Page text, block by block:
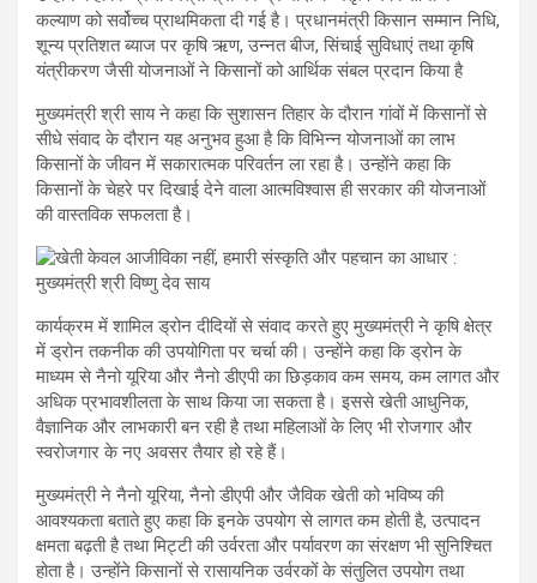
कल्याण को सर्वोच्च प्राथमिकता दी गई है। प्रधानमंत्री किसान सम्मान निधि,
शून्य प्रतिशत ब्याज पर कृषि ऋण, उन्नत बीज, सिंचाई सुविधाएं तथा कृषि
यंत्रीकरण जैसी योजनाओं ने किसानों को आर्थिक संबल प्रदान किया है
मुख्यमंत्री श्री साय ने कहा कि सुशासन तिहार के दौरान गांवों में किसानों से
सीधे संवाद के दौरान यह अनुभव हुआ है कि विभिन्न योजनाओं का लाभ
किसानों के जीवन में सकारात्मक परिवर्तन ला रहा है। उन्होंने कहा कि
किसानों के चेहरे पर दिखाई देने वाला आत्मविश्वास ही सरकार की योजनाओं
की वास्तविक सफलता है।
कार्यक्रम में शामिल ड्रोन दीदियों से संवाद करते हुए मुख्यमंत्री ने कृषि क्षेत्र
में ड्रोन तकनीक की उपयोगिता पर चर्चा की। उन्होंने कहा कि ड्रोन के
माध्यम से नैनो यूरिया और नैनो डीएपी का छिड़काव कम समय, कम लागत और
अधिक प्रभावशीलता के साथ किया जा सकता है। इससे खेती आधुनिक,
वैज्ञानिक और लाभकारी बन रही है तथा महिलाओं के लिए भी रोजगार और
स्वरोजगार के नए अवसर तैयार हो रहे हैं।
मुख्यमंत्री ने नैनो यूरिया, नैनो डीएपी और जैविक खेती को भविष्य की
आवश्यकता बताते हुए कहा कि इनके उपयोग से लागत कम होती है, उत्पादन
क्षमता बढ़ती है तथा मिट्टी की उर्वरता और पर्यावरण का संरक्षण भी सुनिश्चित
होता है। उन्होंने किसानों से रासायनिक उर्वरकों के संतुलित उपयोग तथा